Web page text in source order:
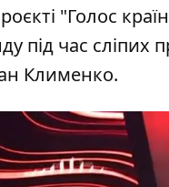
"Голос
під час сліпих
Клименко.